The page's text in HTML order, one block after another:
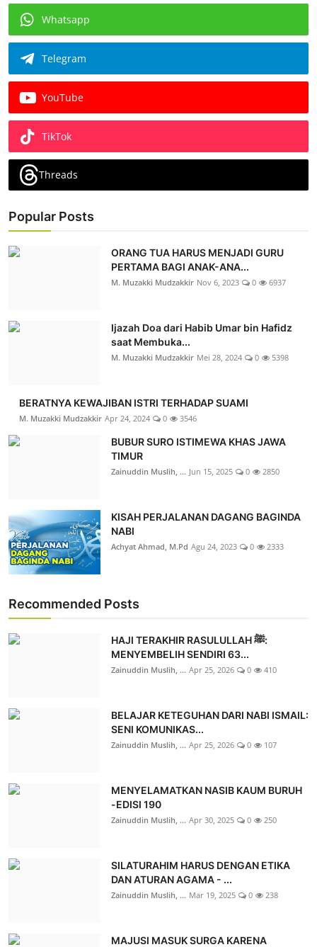
Whatsapp
Telegram
YouTube
TikTok
Threads
Popular Posts
ORANG TUA HARUS MENJADI GURU
PERTAMA BAGI ANAK-ANA...
M. Muzakki Mudzakkir Nov 6, 2023 0 6937
Ijazah Doa dari Habib Umar bin Hafidz
saat Membuka...
M. Muzakki Mudzakkir Mei 28, 2024 0 5398
BERATNYA KEWAJIBAN ISTRI TERHADAP SUAMI
M. Muzakki Mudzakkir Apr 24, 2024 0 3546
BUBUR SURO ISTIMEWA KHAS JAWA
TIMUR
Zainuddin Muslih, ... Jun 15, 2025 0 2850
KISAH PERJALANAN DAGANG BAGINDA
NABI
Achyat Ahmad, M.Pd Agu 24, 2023 0 2333
Recommended Posts
HAJI TERAKHIR RASULULLAH ﷺ:
MENYEMBELIH SENDIRI 63...
Zainuddin Muslih, ... Apr 25, 2026 0 410
BELAJAR KETEGUHAN DARI NABI ISMAIL:
SENI KOMUNIKAS...
Zainuddin Muslih, ... Apr 25, 2026 0 107
MENYELAMATKAN NASIB KAUM BURUH
-EDISI 190
Zainuddin Muslih, ... Apr 30, 2025 0 250
SILATURAHIM HARUS DENGAN ETIKA
DAN ATURAN AGAMA - ...
Zainuddin Muslih, ... Mar 19, 2025 0 238
MAJUSI MASUK SURGA KARENA